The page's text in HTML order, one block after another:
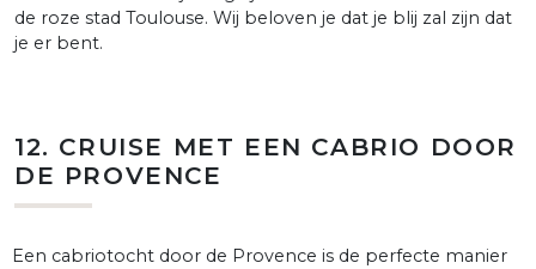
de roze stad Toulouse. Wij beloven je dat je blij zal zijn dat
je er bent.
12. CRUISE MET EEN CABRIO DOOR
DE PROVENCE
Een cabriotocht door de Provence is de perfecte manier